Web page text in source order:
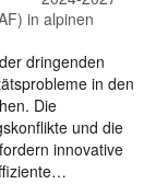
in alpinen
dringenden
in den
Die
und die
innovative